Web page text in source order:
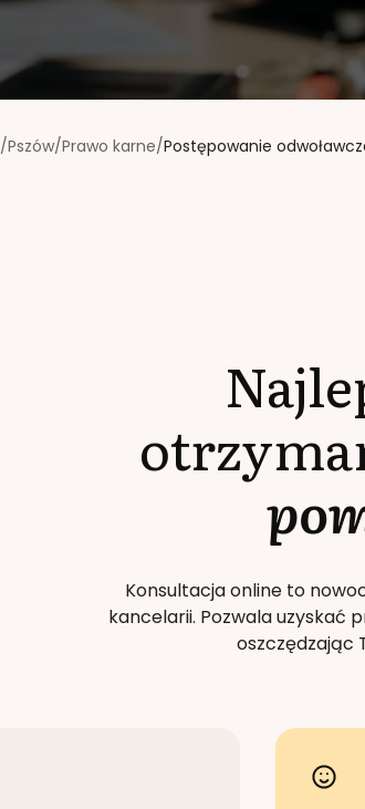
/Pszów/Prawo karne/Postępowanie
Konsultacja online to
kancelarii. Pozwala uzyskać
oszczędzając